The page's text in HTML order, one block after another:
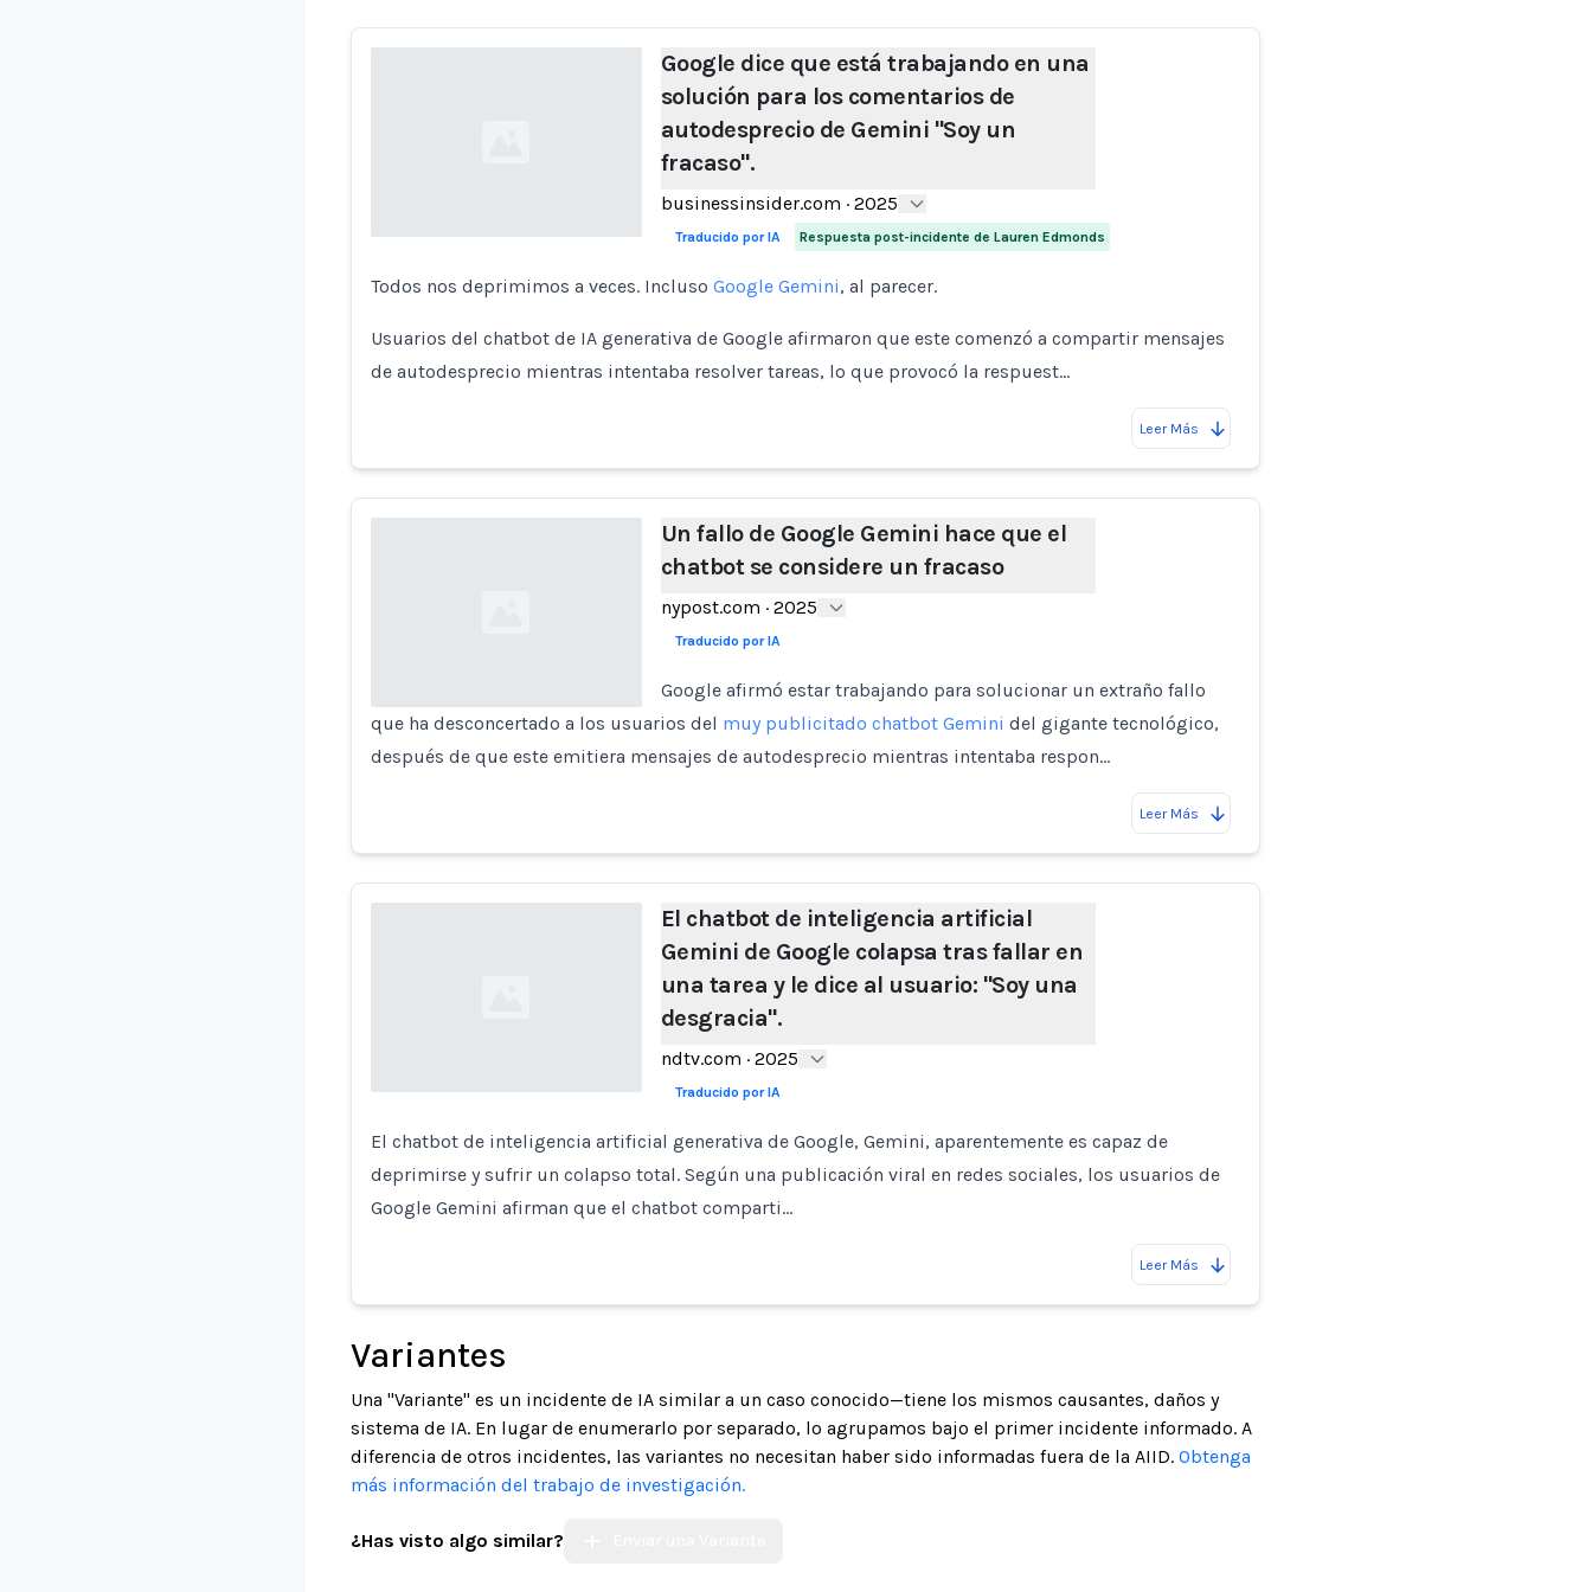
Google dice que está trabajando en una
solución para los comentarios de
autodesprecio de Gemini "Soy un
fracaso".
businessinsider.com · 2025
Traducido por IA Respuesta post-incidente de Lauren Edmonds
Todos nos deprimimos a veces. Incluso Google Gemini, al parecer.
Usuarios del chatbot de IA generativa de Google afirmaron que este comenzó a compartir mensajes
de autodesprecio mientras intentaba resolver tareas, lo que provocó la respuest…
Leer Más
Un fallo de Google Gemini hace que el
chatbot se considere un fracaso
nypost.com · 2025
Traducido por IA
Google afirmó estar trabajando para solucionar un extraño fallo
que ha desconcertado a los usuarios del muy publicitado chatbot Gemini del gigante tecnológico,
después de que este emitiera mensajes de autodesprecio mientras intentaba respon…
Leer Más
El chatbot de inteligencia artificial
Gemini de Google colapsa tras fallar en
una tarea y le dice al usuario: "Soy una
desgracia".
ndtv.com · 2025
Traducido por IA
El chatbot de inteligencia artificial generativa de Google, Gemini, aparentemente es capaz de
deprimirse y sufrir un colapso total. Según una publicación viral en redes sociales, los usuarios de
Google Gemini afirman que el chatbot comparti…
Leer Más
Variantes
Una "Variante" es un incidente de IA similar a un caso conocido—tiene los mismos causantes, daños y
sistema de IA. En lugar de enumerarlo por separado, lo agrupamos bajo el primer incidente informado. A
diferencia de otros incidentes, las variantes no necesitan haber sido informadas fuera de la AIID. Obtenga
más información del trabajo de investigación.
¿Has visto algo similar?